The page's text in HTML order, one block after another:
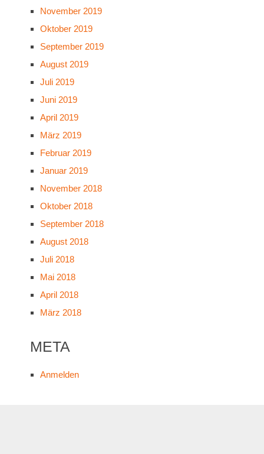
November 2019
Oktober 2019
September 2019
August 2019
Juli 2019
Juni 2019
April 2019
März 2019
Februar 2019
Januar 2019
November 2018
Oktober 2018
September 2018
August 2018
Juli 2018
Mai 2018
April 2018
März 2018
META
Anmelden